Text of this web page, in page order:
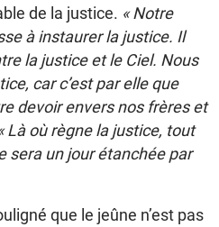
de la justice. « Notre
à instaurer la justice. Il
la justice et le Ciel. Nous
car c’est par elle que
devoir envers nos frères et
Là où règne la justice, tout
sera un jour étanchée par
que le jeûne n’est pas